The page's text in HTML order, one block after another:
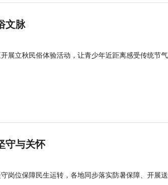
文脉
展立秋民俗体验活动，让青少年近距离感受传统节
守与关怀
岗位保障民生运转，各地同步落实防暑保障、开展